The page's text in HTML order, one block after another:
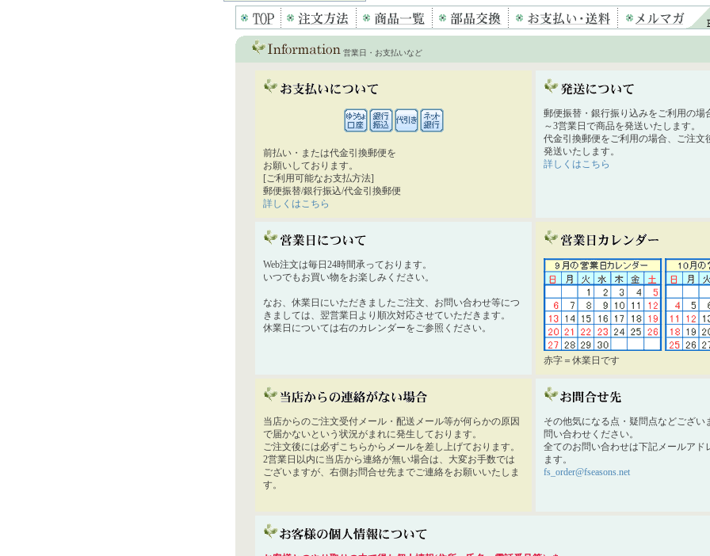
営業日・お支払いなど
前払い・または代金引換郵便を
お願いしております。
[ご利用可能なお支払方法]
郵便振替/銀行振込/代金引換郵便
詳しくはこちら
郵便振替・銀行振り込みをご利用の場
～3営業日で商品を発送いたします。
代金引換郵便をご利用の場合、ご注文
発送いたします。
詳しくはこちら
Web注文は毎日24時間承っております。
いつでもお買い物をお楽しみください。
なお、休業日にいただきましたご注文、お問い合わせ等につ
きましては、翌営業日より順次対応させていただきます。
休業日については右のカレンダーをご参照ください。
赤字＝休業日です
当店からのご注文受付メール・配送メール等が何らかの原因
で届かないという状況がまれに発生しております。
ご注文後には必ずこちらからメールを差し上げております。
2営業日以内に当店から連絡が無い場合は、大変お手数では
ございますが、右側お問合せ先までご連絡をお願いいたしま
す。
その他気になる点・疑問点などござい
問い合わせください。
全てのお問い合わせは下記メールアド
ます。
fs_order@fseasons.net